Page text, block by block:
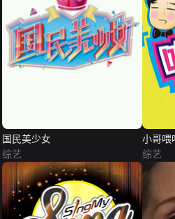
国民美少女
综艺
小哥喂
综艺